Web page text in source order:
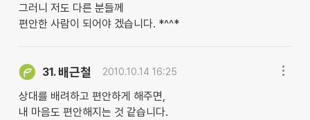
그러니 저도 다른 분들께
편안한 사람이 되어야 겠습니다. *^^*
31. 배근철 2010.10.14 16:25
상대를 배려하고 편안하게 해주면,
내 마음도 편안해지는 것 같습니다.